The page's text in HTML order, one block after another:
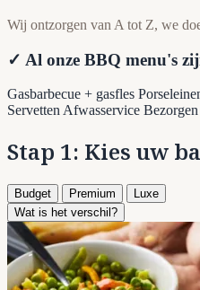
Wij ontzorgen van A tot Z, we
✓ Al onze BBQ menu's
Gasbarbecue + gasfles
Servetten Afwasservice
Stap 1: Kies uw
Budget Premium
Luxe
Wat is het verschil?